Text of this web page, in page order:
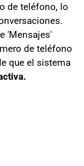
de teléfono, lo
'Mensajes'
de teléfono
que el sistema